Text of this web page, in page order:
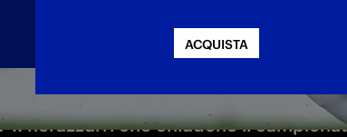
nerazzurri che chiudono il
ACQUISTA